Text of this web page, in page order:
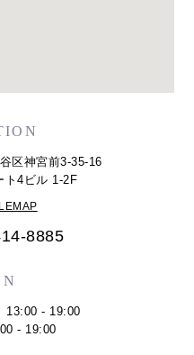
区神宮前3-35-16
ト4ビル 1-2F
8885
13:00 - 19:00
- 19:00